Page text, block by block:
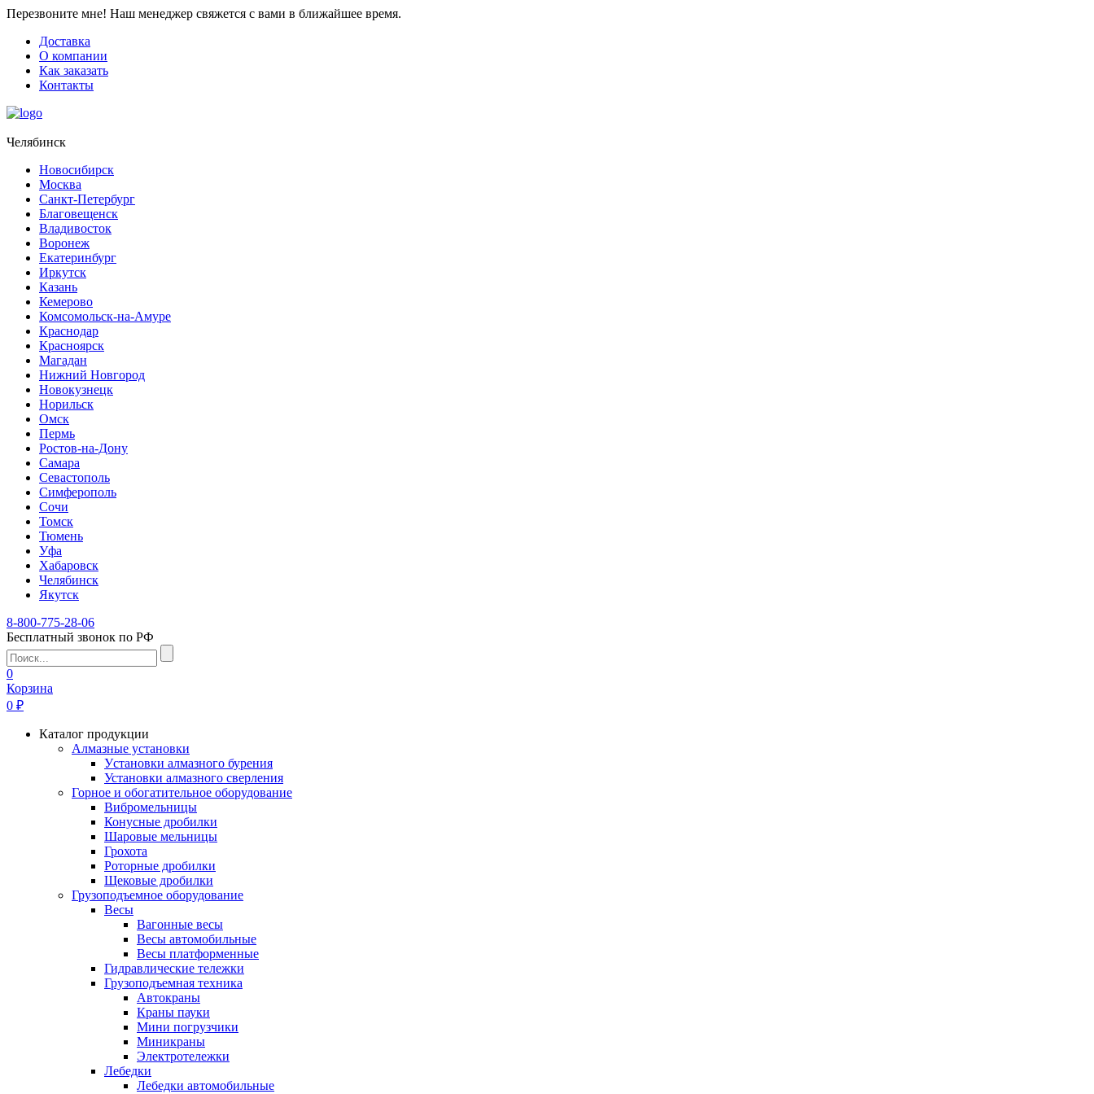
Перезвоните мне! Наш менеджер свяжется с вами в ближайшее время.
Доставка
О компании
Как заказать
Контакты
Челябинск
Новосибирск
Москва
Санкт-Петербург
Благовещенск
Владивосток
Воронеж
Екатеринбург
Иркутск
Казань
Кемерово
Комсомольск-на-Амуре
Краснодар
Красноярск
Магадан
Нижний Новгород
Новокузнецк
Норильск
Омск
Пермь
Ростов-на-Дону
Самара
Севастополь
Симферополь
Сочи
Томск
Тюмень
Уфа
Хабаровск
Челябинск
Якутск
8-800-775-28-06
Бесплатный звонок по РФ
0
Корзина
0 ₽
Каталог продукции
Алмазные установки
Уcтановки алмазного бурения
Установки алмазного сверления
Горное и обогатительное оборудование
Вибромельницы
Конусные дробилки
Шаровые мельницы
Грохота
Роторные дробилки
Щековые дробилки
Грузоподъемное оборудование
Весы
Вагонные весы
Весы автомобильные
Весы платформенные
Гидравлические тележки
Грузоподъемная техника
Автокраны
Краны пауки
Мини погрузчики
Миникраны
Электротележки
Лебедки
Лебедки автомобильные